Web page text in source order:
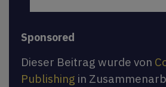
Sponsored
Dieser Beitrag wurde von
Publishing in